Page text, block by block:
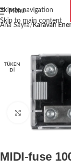
Skip to navigation
Skip to main content
Menü
Ana Sayfa Karavan
TÜKEN
DI
Büyütmek için
MIDI-fuse